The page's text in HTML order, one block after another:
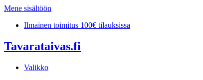
Mene sisältöön
Ilmainen toimitus 100€ tilauksissa
Tavarataivas.fi
Valikko